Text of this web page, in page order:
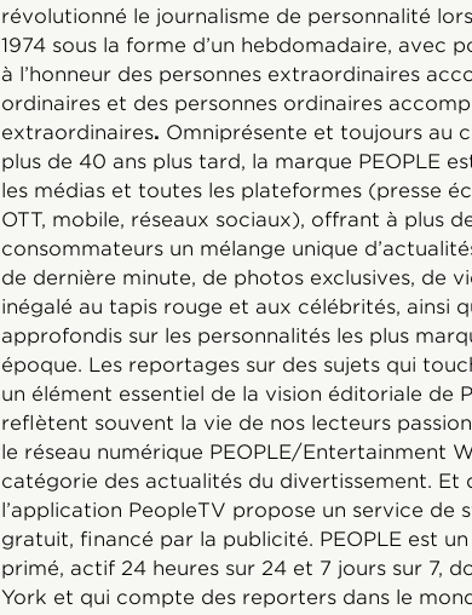
révolutionné le journalisme de personnalité
1974 sous la forme d’un hebdomadaire, avec
à l’honneur des personnes extraordinaires
ordinaires et des personnes ordinaires
extraordinaires. Omniprésente et toujours au
plus de 40 ans plus tard, la marque PEOPLE
les médias et toutes les plateformes (presse
OTT, mobile, réseaux sociaux), offrant à plus
consommateurs un mélange unique
de dernière minute, de photos exclusives, de
inégalé au tapis rouge et aux célébrités, ainsi
approfondis sur les personnalités les plus
époque. Les reportages sur des sujets qui
un élément essentiel de la vision éditoriale de
reflètent souvent la vie de nos lecteurs
le réseau numérique PEOPLE/Entertainment
catégorie des actualités du divertissement. Et
l’application PeopleTV propose un service de
gratuit, financé par la publicité. PEOPLE est
primé, actif 24 heures sur 24 et 7 jours sur 7,
York et qui compte des reporters dans le